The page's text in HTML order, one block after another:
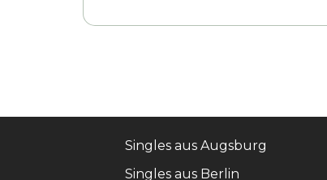
Singles aus Augsburg
Singles aus Berlin